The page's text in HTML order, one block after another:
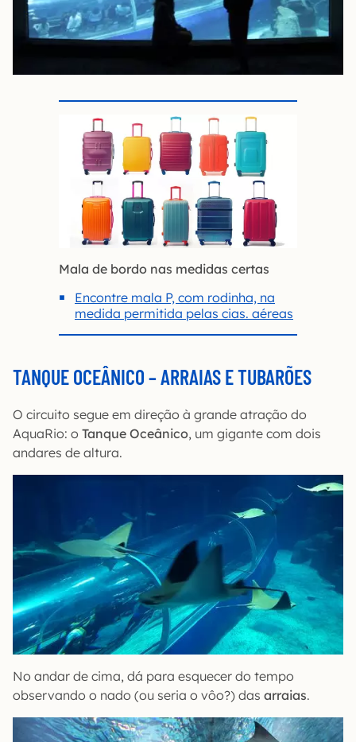
Mala de bordo nas medidas certas
Encontre mala P, com rodinha, na
medida permitida pelas cias. aéreas
TANQUE OCEÂNICO – ARRAIAS E TUBARÕES
O circuito segue em direção à grande atração do
AquaRio: o Tanque Oceânico, um gigante com dois
andares de altura.
No andar de cima, dá para esquecer do tempo
observando o nado (ou seria o vôo?) das arraias.